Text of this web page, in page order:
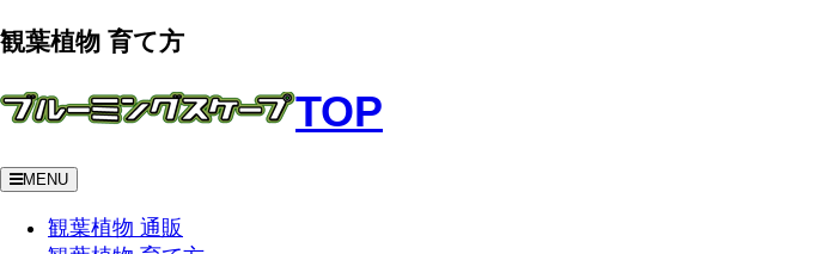
観葉植物 育て方
TOP
MENU
観葉植物 通販